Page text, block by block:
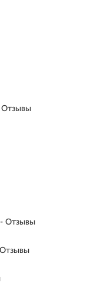
Отзывы
Отзывы